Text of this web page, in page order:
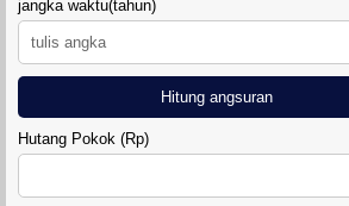
jangka waktu(tahun)
Hitung angsuran
Hutang Pokok (Rp)